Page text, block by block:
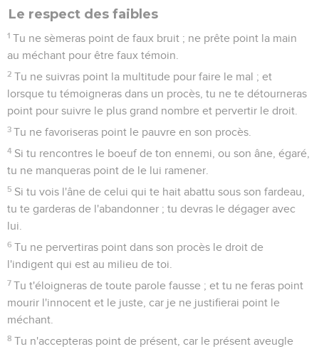
Le respect des faibles
1 Tu ne sèmeras point de faux bruit ; ne prête point la main
au méchant pour être faux témoin.
2 Tu ne suivras point la multitude pour faire le mal ; et
lorsque tu témoigneras dans un procès, tu ne te détourneras
point pour suivre le plus grand nombre et pervertir le droit.
3 Tu ne favoriseras point le pauvre en son procès.
4 Si tu rencontres le boeuf de ton ennemi, ou son âne, égaré,
tu ne manqueras point de le lui ramener.
5 Si tu vois l'âne de celui qui te hait abattu sous son fardeau,
tu te garderas de l'abandonner ; tu devras le dégager avec
lui.
6 Tu ne pervertiras point dans son procès le droit de
l'indigent qui est au milieu de toi.
7 Tu t'éloigneras de toute parole fausse ; et tu ne feras point
mourir l'innocent et le juste, car je ne justifierai point le
méchant.
8 Tu n'accepteras point de présent, car le présent aveugle